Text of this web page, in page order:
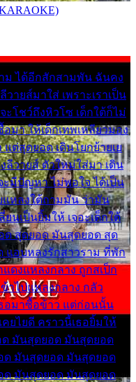
ม ได้อีกสักสามพัน ฉันคง
ายส์มาใส่ เพราะเราเป็น
ะโชว์ถึงหิวโซ เด็กใต้ก็ไม่
า ให้เด็กเทพเหลียวมอง
ต่สุดยอด เดินโยกย้ายเย
ลีวายส์ ตัวใหม่ใส่มา เดิน
มีปัญหา ไม่พอใจ ได้เป็น
แหลงใต้ถามมัน ว่ามัน
นเป็นยิ้มให้ เจอะเด็กใต้
ด สุดยอด มันสุดยอด สุด
แอบหลงรักสาวราม ที่พัก
แดงแหลงกลาง ถูกสเป็ก
าไปแหลงกลาง กลัว
อมาซื้อข้าว แต่ก่อนนั้น
คยไยดี คราวนี้เธอยิ้มให้
ด มันสุดยอด มันสุดยอด
มันสุดยอด มันสุดยอด
มันสุดยอด มันสุดยอด